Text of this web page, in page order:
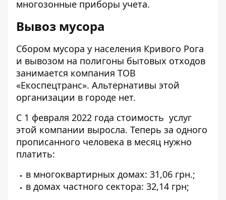
многозонные приборы учета.
Вывоз мусора
Сбором мусора у населения Кривого Рога
и вывозом на полигоны бытовых отходов
занимается компания ТОВ
«Екоспецтранс». Альтернативы этой
организации в городе нет.
С 1 февраля 2022 года стоимость услуг
этой компании выросла. Теперь за одного
прописанного человека в месяц нужно
платить:
в многоквартирных домах: 31,06 грн.;
в домах частного сектора: 32,14 грн;